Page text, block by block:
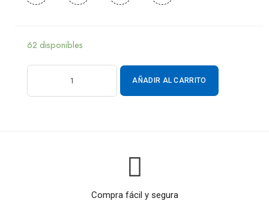
62 disponibles
AÑADIR AL CARRITO
Compra fácil y segura